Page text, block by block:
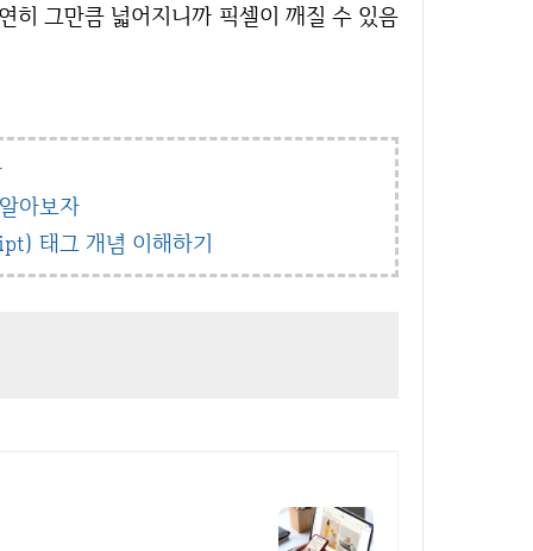
히 그만큼 넓어지니까 픽셀이 깨질 수 있음
아보자
태그 개념 이해하기